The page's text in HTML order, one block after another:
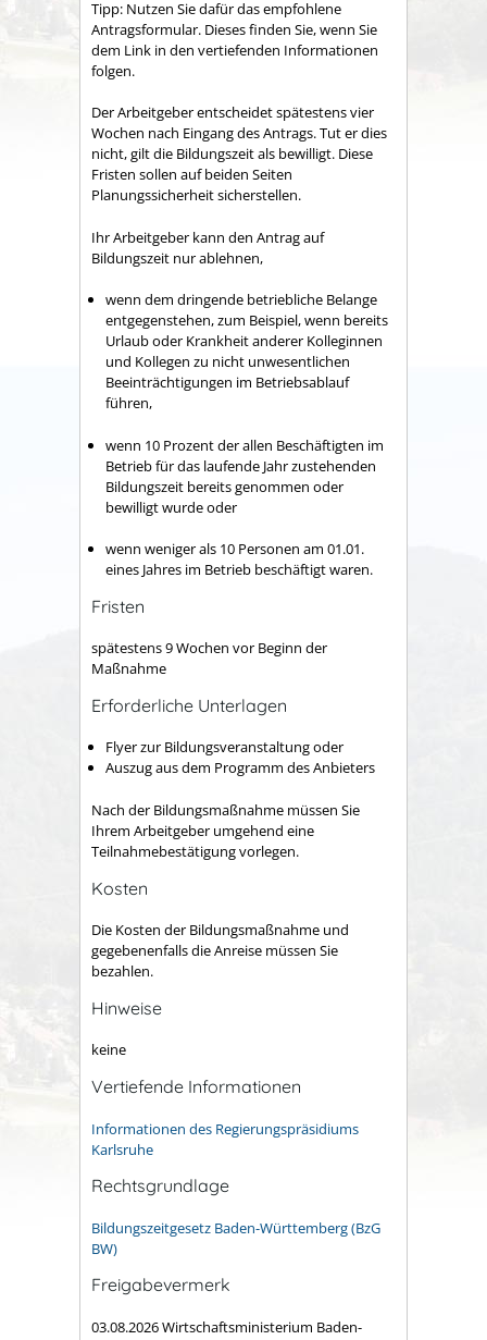
Tipp: Nutzen Sie dafür das empfohlene
Antragsformular. Dieses finden Sie, wenn Sie
dem Link in den vertiefenden Informationen
folgen.
Der Arbeitgeber entscheidet spätestens vier
Wochen nach Eingang des Antrags. Tut er dies
nicht, gilt die Bildungszeit als bewilligt. Diese
Fristen sollen auf beiden Seiten
Planungssicherheit sicherstellen.
Ihr Arbeitgeber kann den Antrag auf
Bildungszeit nur ablehnen,
wenn dem dringende betriebliche Belange
entgegenstehen, zum Beispiel, wenn bereits
Urlaub oder Krankheit anderer Kolleginnen
und Kollegen zu nicht unwesentlichen
Beeinträchtigungen im Betriebsablauf
führen,
wenn 10 Prozent der allen Beschäftigten im
Betrieb für das laufende Jahr zustehenden
Bildungszeit bereits genommen oder
bewilligt wurde oder
wenn weniger als 10 Personen am 01.01.
eines Jahres im Betrieb beschäftigt waren.
Fristen
spätestens 9 Wochen vor Beginn der
Maßnahme
Erforderliche Unterlagen
Flyer zur Bildungsveranstaltung oder
Auszug aus dem Programm des Anbieters
Nach der Bildungsmaßnahme müssen Sie
Ihrem Arbeitgeber umgehend eine
Teilnahmebestätigung vorlegen.
Kosten
Die Kosten der Bildungsmaßnahme und
gegebenenfalls die Anreise müssen Sie
bezahlen.
Hinweise
keine
Vertiefende Informationen
Informationen des Regierungspräsidiums
Karlsruhe
Rechtsgrundlage
Bildungszeitgesetz Baden-Württemberg (BzG
BW)
Freigabevermerk
03.08.2026 Wirtschaftsministerium Baden-